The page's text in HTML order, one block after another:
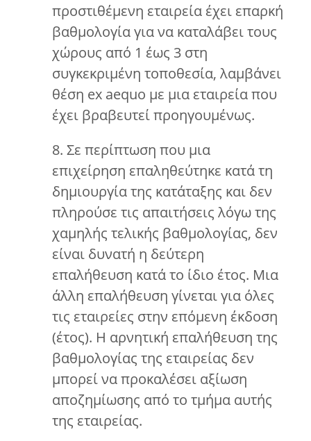
προστιθέμενη εταιρεία έχει επαρκή
βαθμολογία για να καταλάβει τους
χώρους από 1 έως 3 στη
συγκεκριμένη τοποθεσία, λαμβάνει
θέση ex aequo με μια εταιρεία που
έχει βραβευτεί προηγουμένως.
8. Σε περίπτωση που μια
επιχείρηση επαληθεύτηκε κατά τη
δημιουργία της κατάταξης και δεν
πληρούσε τις απαιτήσεις λόγω της
χαμηλής τελικής βαθμολογίας, δεν
είναι δυνατή η δεύτερη
επαλήθευση κατά το ίδιο έτος. Μια
άλλη επαλήθευση γίνεται για όλες
τις εταιρείες στην επόμενη έκδοση
(έτος). Η αρνητική επαλήθευση της
βαθμολογίας της εταιρείας δεν
μπορεί να προκαλέσει αξίωση
αποζημίωσης από το τμήμα αυτής
της εταιρείας.